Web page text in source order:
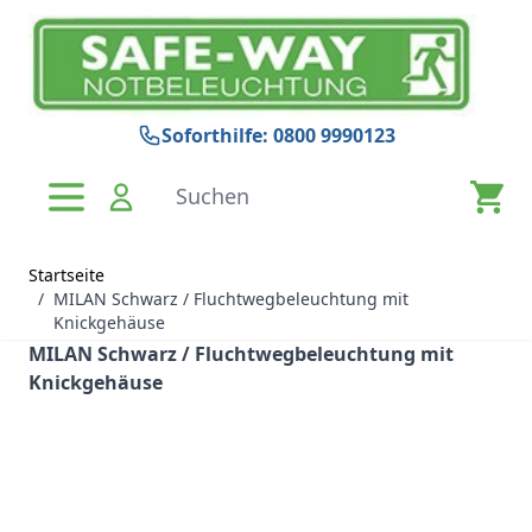
Zum Inhalt springen
Soforthilfe: 0800 9990123
Suchen
Startseite
/ MILAN Schwarz / Fluchtwegbeleuchtung mit
Knickgehäuse
MILAN Schwarz / Fluchtwegbeleuchtung mit
Knickgehäuse